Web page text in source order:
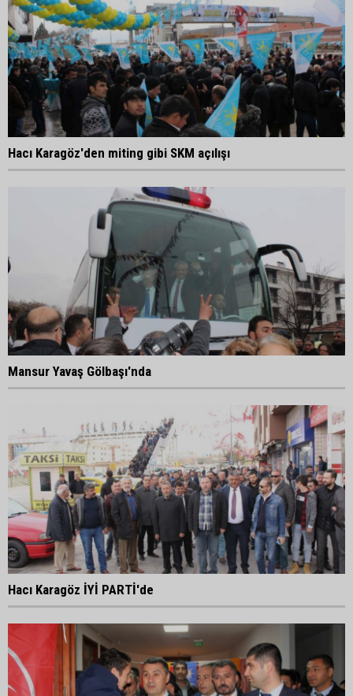
Hacı Karagöz'den miting gibi SKM açılışı
Mansur Yavaş Gölbaşı'nda
Hacı Karagöz İYİ PARTİ'de